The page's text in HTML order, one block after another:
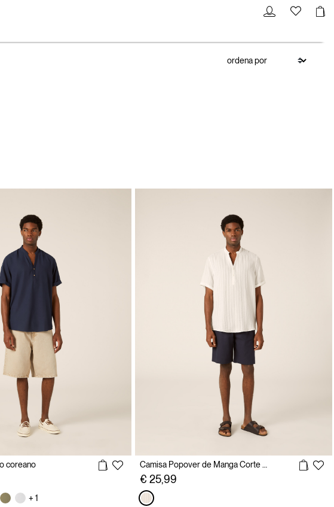
coreano
+ 1
€ 25,99